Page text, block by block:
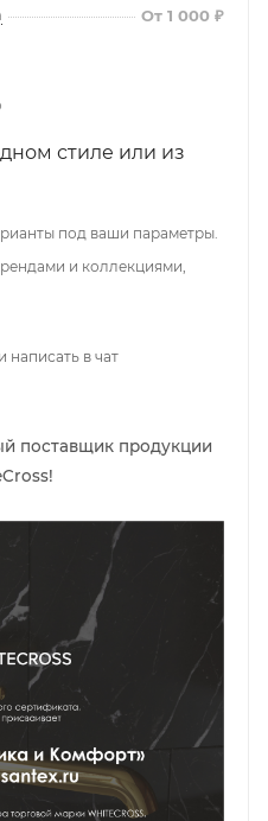
От 1 000 ₽
стиле или из
под ваши параметры.
и коллекциями,
в чат
поставщик продукции